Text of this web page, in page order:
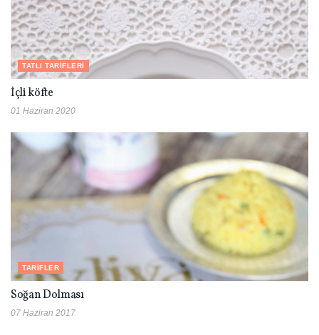
TATLI TARIFLERI
İçli köfte
01 Haziran 2020
TARIFLER
Soğan Dolması
07 Haziran 2017